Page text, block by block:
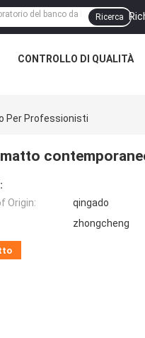
Ricerca
CONTROLLO DI QUALITÀ
Per Professionisti
Origin:
qingado
zhongcheng